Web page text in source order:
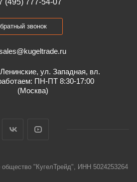
(495) 777-54-07
звонок
ул. Западная, вл.
ПН-ПТ 8:30-17:00
(Москва)
общество "КугелТрейд", ИНН 5024253264